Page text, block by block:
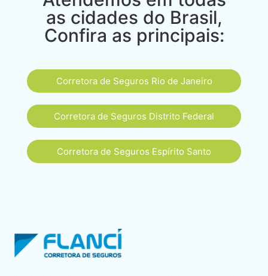
as cidades do Brasil,
Confira as principais:
Corretora de Seguros Rio de Janeiro
Corretora de Seguros Distrito Federal
Corretora de Seguros Espírito Santo